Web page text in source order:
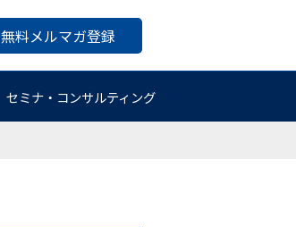
無料メルマガ登録
セミナ・コンサルティング